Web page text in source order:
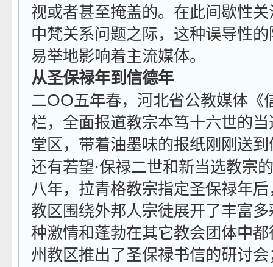
视或者甚至掩盖的。在此间歇性
中梵关系问题之际，这种误导性
易举地影响着主流媒体。
从圣保禄年到信德年
二OO五年春，河北省公教媒体《
栏，全面报道教宗本笃十六世的
堂区，带着油墨味的报纸刚刚送
还有若望∙保禄二世和新当选教宗
八年，拉青格教宗指定圣保禄年
教区围绕外邦人宗徒展开了丰富
种激情和蓬勃在其它教会团体中
州教区推出了圣保禄书信的研讨